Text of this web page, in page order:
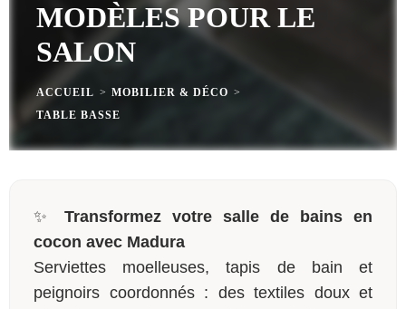
MODÈLES POUR LE
SALON
ACCUEIL > MOBILIER & DÉCO >
TABLE BASSE
✨ Transformez votre salle de bains en
cocon avec Madura
Serviettes moelleuses, tapis de bain et
peignoirs coordonnés : des textiles doux et